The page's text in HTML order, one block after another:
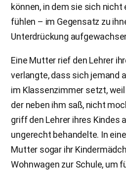
können, in dem sie sich
fühlen – im Gegensatz zu
Unterdrückung
Eine Mutter rief den Lehrer
verlangte, dass sich jemand
im Klassenzimmer setzt,
der neben ihm saß, nicht
griff den Lehrer ihres Kindes
ungerecht behandelte. In
Mutter sogar ihr
Wohnwagen zur Schule, um